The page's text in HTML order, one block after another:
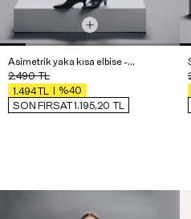
Asimetrik yaka kısa elbise - Exclusive Collection
2.490TL
1.494TL
%40
SON FIRSAT 1.195,20 TL